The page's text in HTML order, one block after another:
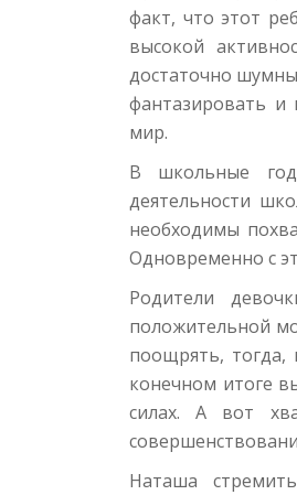
факт, что этот
высокой
достаточно
фантазировать и
мир.
В школьные
деятельности
необходимы
Одновременно с
Родители
положительной
поощрять, тогда,
конечном итоге
силах. А вот
Наташа